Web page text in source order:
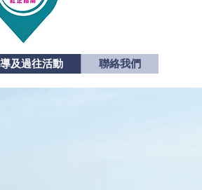
頁 中文(繁)
及過往活動 聯絡我們
及過往活動 聯絡我們